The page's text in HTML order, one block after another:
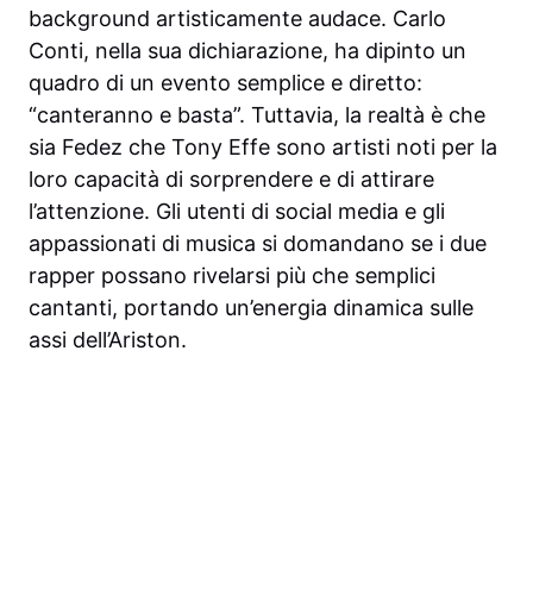
background artisticamente audace. Carlo
Conti, nella sua dichiarazione, ha dipinto un
quadro di un evento semplice e diretto:
“canteranno e basta”. Tuttavia, la realtà è che
sia Fedez che Tony Effe sono artisti noti per la
loro capacità di sorprendere e di attirare
l’attenzione. Gli utenti di social media e gli
appassionati di musica si domandano se i due
rapper possano rivelarsi più che semplici
cantanti, portando un’energia dinamica sulle
assi dell’Ariston.